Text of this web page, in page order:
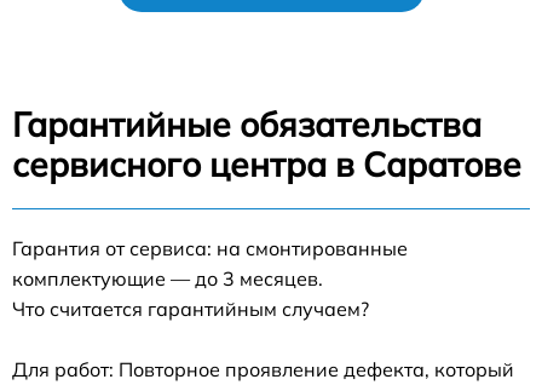
Гарантийные обязательства
сервисного центра в Саратове
Гарантия от сервиса: на смонтированные
комплектующие — до 3 месяцев.
Что считается гарантийным случаем?
Для работ: Повторное проявление дефекта, который